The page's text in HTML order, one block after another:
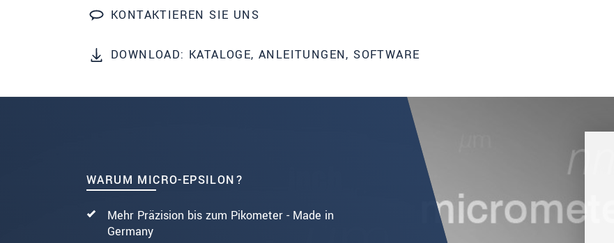
KONTAKTIEREN SIE UNS
DOWNLOAD: KATALOGE, ANLEITUNGEN, SOFTWARE
WARUM MICRO-EPSILON?
Mehr Präzision bis zum Pikometer - Made in
Germany
SENDEN